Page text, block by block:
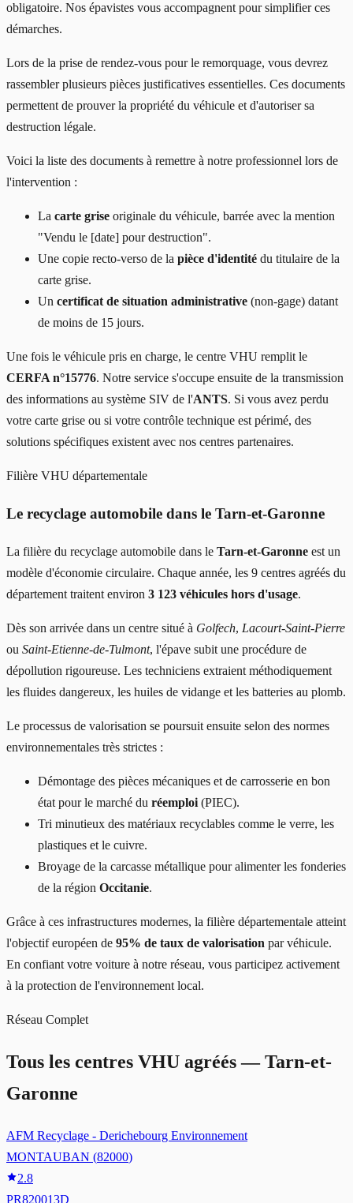
obligatoire. Nos épavistes vous accompagnent pour simplifier ces
démarches.
Lors de la prise de rendez-vous pour le remorquage, vous devrez
rassembler plusieurs pièces justificatives essentielles. Ces documents
permettent de prouver la propriété du véhicule et d'autoriser sa
destruction légale.
Voici la liste des documents à remettre à notre professionnel lors de
l'intervention :
La carte grise originale du véhicule, barrée avec la mention
"Vendu le [date] pour destruction".
Une copie recto-verso de la pièce d'identité du titulaire de la
carte grise.
Un certificat de situation administrative (non-gage) datant
de moins de 15 jours.
Une fois le véhicule pris en charge, le centre VHU remplit le
CERFA n°15776. Notre service s'occupe ensuite de la transmission
des informations au système SIV de l'ANTS. Si vous avez perdu
votre carte grise ou si votre contrôle technique est périmé, des
solutions spécifiques existent avec nos centres partenaires.
Filière VHU départementale
Le recyclage automobile dans le Tarn-et-Garonne
La filière du recyclage automobile dans le Tarn-et-Garonne est un
modèle d'économie circulaire. Chaque année, les 9 centres agréés du
département traitent environ 3 123 véhicules hors d'usage.
Dès son arrivée dans un centre situé à Golfech, Lacourt-Saint-Pierre
ou Saint-Etienne-de-Tulmont, l'épave subit une procédure de
dépollution rigoureuse. Les techniciens extraient méthodiquement
les fluides dangereux, les huiles de vidange et les batteries au plomb.
Le processus de valorisation se poursuit ensuite selon des normes
environnementales très strictes :
Démontage des pièces mécaniques et de carrosserie en bon
état pour le marché du réemploi (PIEC).
Tri minutieux des matériaux recyclables comme le verre, les
plastiques et le cuivre.
Broyage de la carcasse métallique pour alimenter les fonderies
de la région Occitanie.
Grâce à ces infrastructures modernes, la filière départementale atteint
l'objectif européen de 95% de taux de valorisation par véhicule.
En confiant votre voiture à notre réseau, vous participez activement
à la protection de l'environnement local.
Réseau Complet
Tous les centres VHU agréés —Tarn-et-
Garonne
AFM Recyclage - Derichebourg Environnement
MONTAUBAN (82000)
2.8
PR820013D